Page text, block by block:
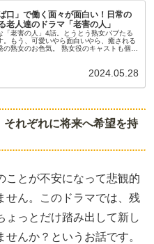
口」で働く面々が面白い！日常の
老人達のドラマ「老害の人」
「老害の人」4話。とうとう熟女パブたる
。もう、可愛いやら面白いやら、癒される
の熟女のお色気。 熟女役のキャストも個性
2024.05.28
れぞれに将来へ希望を持
ことが不安になって悲観的
せん。このドラマでは、残
ょっとだけ踏み出して新し
んか？というお話です。